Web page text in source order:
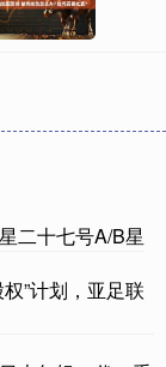
二十七号A/B星
”计划，亚足联